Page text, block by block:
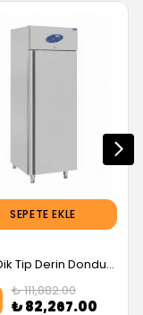
SEPETE EKLE
CSA Dik Tip Derin Dondurucu, 304 Kalite, 700 Litre (CS.DBLK.700) (Servis Garantili)
₺ 111,882.00
₺ 82,267.00